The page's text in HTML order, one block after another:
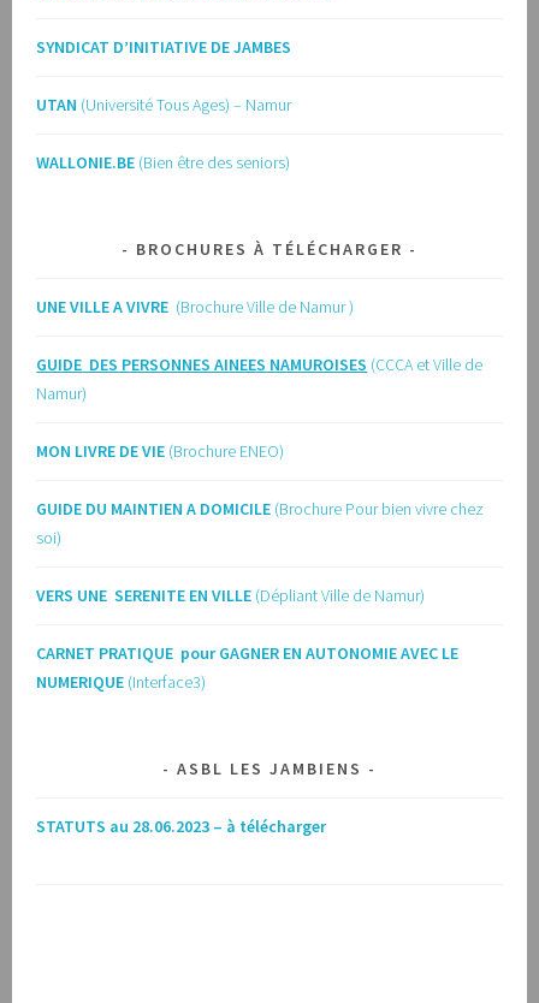
SYNDICAT D’INITIATIVE DE JAMBES
UTAN (Université Tous Ages) – Namur
WALLONIE.BE (Bien être des seniors)
BROCHURES À TÉLÉCHARGER
UNE VILLE A VIVRE (Brochure Ville de Namur )
GUIDE DES PERSONNES AINEES NAMUROISES (CCCA et Ville de
Namur)
MON LIVRE DE VIE (Brochure ENEO)
GUIDE DU MAINTIEN A DOMICILE (Brochure Pour bien vivre chez
soi)
VERS UNE SERENITE EN VILLE (Dépliant Ville de Namur)
CARNET PRATIQUE pour GAGNER EN AUTONOMIE AVEC LE
NUMERIQUE (Interface3)
ASBL LES JAMBIENS
STATUTS au 28.06.2023 – à télécharger